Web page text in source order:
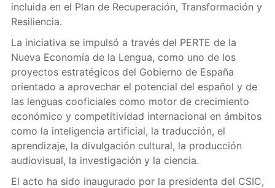
incluida en el Plan de Recuperación, Transformación y
Resiliencia.
La iniciativa se impulsó a través del PERTE de la
Nueva Economía de la Lengua, como uno de los
proyectos estratégicos del Gobierno de España
orientado a aprovechar el potencial del español y de
las lenguas cooficiales como motor de crecimiento
económico y competitividad internacional en ámbitos
como la inteligencia artificial, la traducción, el
aprendizaje, la divulgación cultural, la producción
audiovisual, la investigación y la ciencia.
El acto ha sido inaugurado por la presidenta del CSIC,